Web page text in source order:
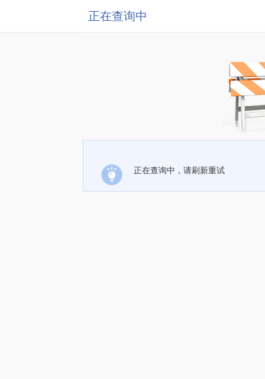
正在查询中
正在查询中，请刷新重试